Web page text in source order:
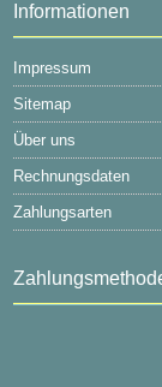
Informationen
Impressum
Sitemap
Über uns
Rechnungsdaten
Zahlungsarten